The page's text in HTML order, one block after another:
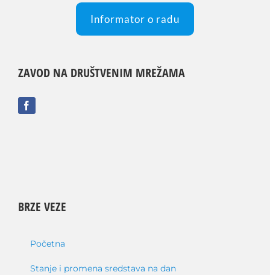
Informator o radu
ZAVOD NA DRUŠTVENIM MREŽAMA
BRZE VEZE
Početna
Stanje i promena sredstava na dan